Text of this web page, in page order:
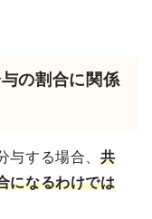
の割合に関係
与する場合、共
になるわけでは